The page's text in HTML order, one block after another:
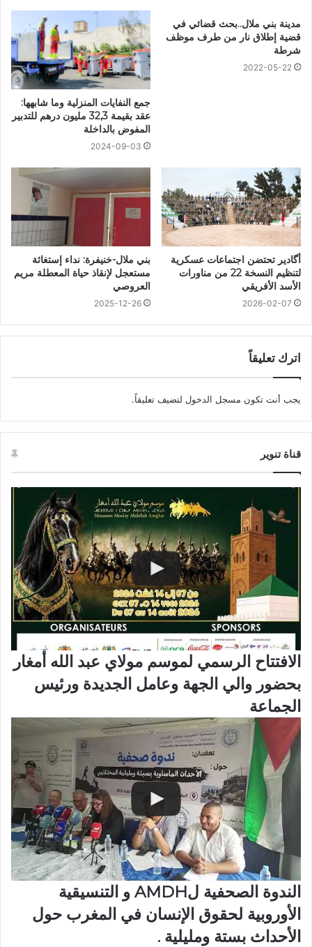
مدينة بني ملال..بحث قضائي في
قضية إطلاق نار من طرف موظف
شرطة
2022-05-22
جمع النفايات المنزلية وما شابهها:
عقد بقيمة 32,3 مليون درهم للتدبير
المفوض بالداخلة
2024-09-03
أگادير تحتضن اجتماعات عسكرية
لتنظيم النسخة 22 من مناورات
الأسد الأفريقي
2026-02-07
بني ملال-خنيفرة: نداء إستغاثة
مستعجل لإنقاذ حياة المعطلة مريم
العروصي
2025-12-26
اترك تعليقاً
يجب أنت تكون مسجل الدخول لتضيف تعليقاً.
قناة تنوير
الافتتاح الرسمي لموسم مولاي عبد الله أمغار
بحضور والي الجهة وعامل الجديدة ورئيس
الجماعة
الندوة الصحفية لAMDH و التنسيقية
الأوروبية لحقوق الإنسان في المغرب حول
الأحداث بستة ومليلية .